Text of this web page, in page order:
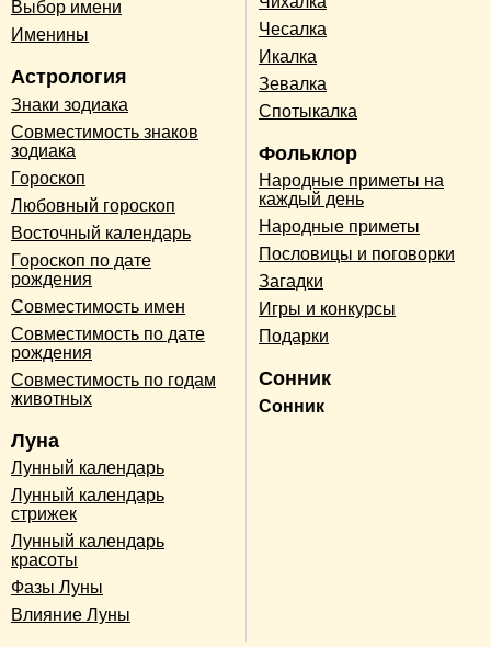
Выбор имени
Именины
Астрология
Знаки зодиака
Совместимость знаков
зодиака
Гороскоп
Любовный гороскоп
Восточный календарь
Гороскоп по дате
рождения
Совместимость имен
Совместимость по дате
рождения
Совместимость по годам
животных
Луна
Лунный календарь
Лунный календарь
стрижек
Лунный календарь
красоты
Фазы Луны
Влияние Луны
Чесалка
Икалка
Зевалка
Спотыкалка
Фольклор
Народные приметы на
каждый день
Народные приметы
Пословицы и поговорки
Загадки
Игры и конкурсы
Подарки
Сонник
Сонник